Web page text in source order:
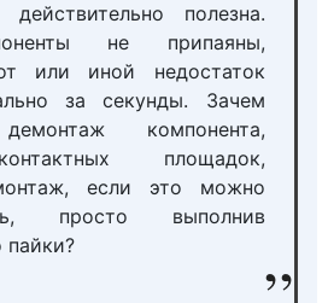
полезна.
не припаяны,
или иной недостаток
за секунды. Зачем
компонента,
площадок,
если это можно
просто выполнив
пайки?